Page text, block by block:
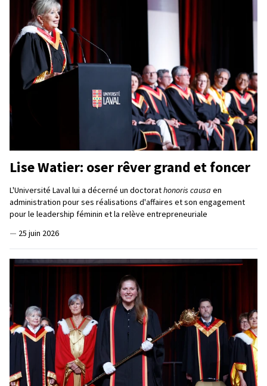
Lise Watier: oser rêver grand et foncer
L'Université Laval lui a décerné un doctorathonoris causa en
administration pour ses réalisations d'affaires et son engagement
pour le leadership féminin et la relève entrepreneuriale
— 25 juin 2026